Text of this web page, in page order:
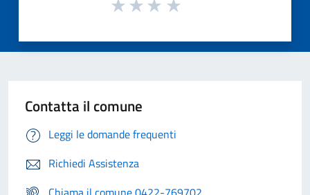
Contatta il comune
Leggi le domande frequenti
Richiedi Assistenza